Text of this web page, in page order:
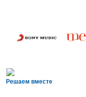
Решаем вместе